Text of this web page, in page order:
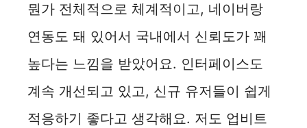
뭔가 전체적으로 체계적이고, 네이버랑
연동도 돼 있어서 국내에서 신뢰도가 꽤
높다는 느낌을 받았어요. 인터페이스도
계속 개선되고 있고, 신규 유저들이 쉽게
적응하기 좋다고 생각해요. 저도 업비트